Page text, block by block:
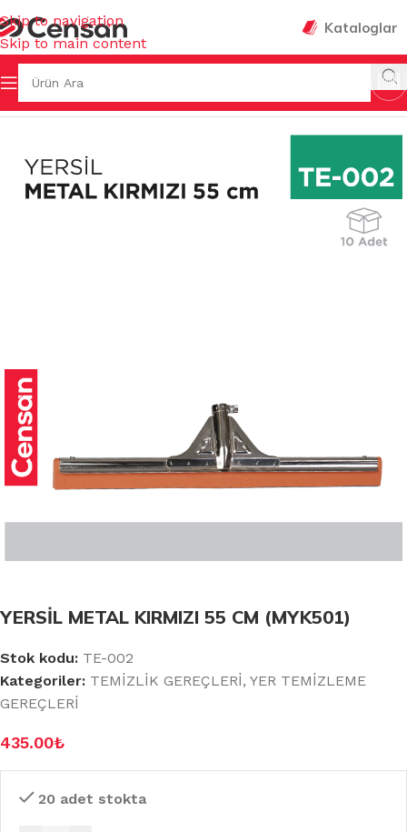
Skip to navigation
Skip to main content
Kataloglar
YER TEMİZLEME GEREÇLERİ
YERSİL METAL KIRMIZI 55 CM (MYK501)
Stok kodu: TE-002
Kategoriler: TEMİZLİK GEREÇLERİ, YER TEMİZLEME
GEREÇLERİ
435.00₺
20 adet stokta